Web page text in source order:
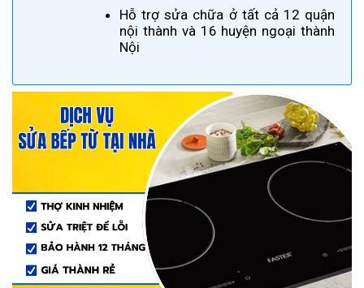
Hỗ trợ sửa chữa ở tất cả 12 quận
nội thành và 16 huyện ngoại thành
Nội